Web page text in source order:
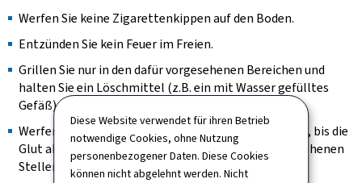
Diese Website verwendet für ihren Betrieb
notwendige Cookies, ohne Nutzung
personenbezogener Daten. Diese Cookies
können nicht abgelehnt werden. Nicht
Werfen Sie keine Zigarettenkippen auf den Boden.
Entzünden Sie kein Feuer im Freien.
Grillen Sie nur in den dafür vorgesehenen Bereichen und
halten Sie ein Löschmittel (z.B. ein mit Wasser gefülltes
Gefäß) in der Nähe bereit.
Werfen Sie die Grillglut nicht in die Natur. Warten Sie, bis die
Glut abgekühlt ist, bevor Sie sie an den dafür vorgesehenen
Stellen entsorgen.